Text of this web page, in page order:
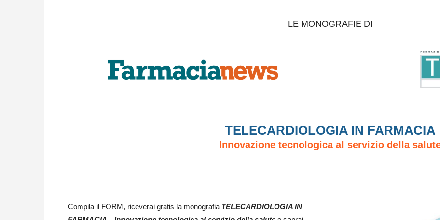
LE MONOGRAFIE DI
TELECARDIOLOGIA IN FARMACIA
Innovazione tecnologica al servizio della
Compila il FORM, riceverai gratis la monografia TELECARDIOLOGIA IN